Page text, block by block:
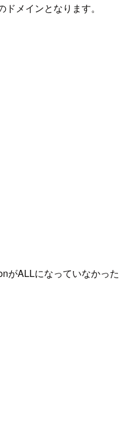
メインとなります。
がALLになっていなかった